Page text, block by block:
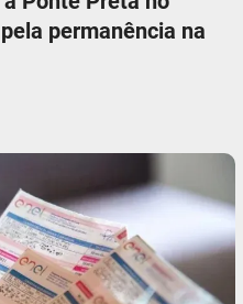
permanência na